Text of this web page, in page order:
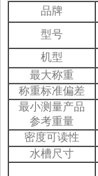
品牌
型号
机型
最大称重
称重标准偏差
最小测量产品
参考重量
密度可读性
水槽尺寸